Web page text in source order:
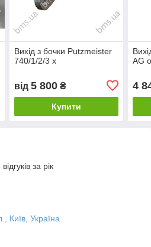
Вихід з бочки Putzmeister
740/1/2/3 х
від 5 800₴
Купити
AG
4
за рік
Київ, Україна